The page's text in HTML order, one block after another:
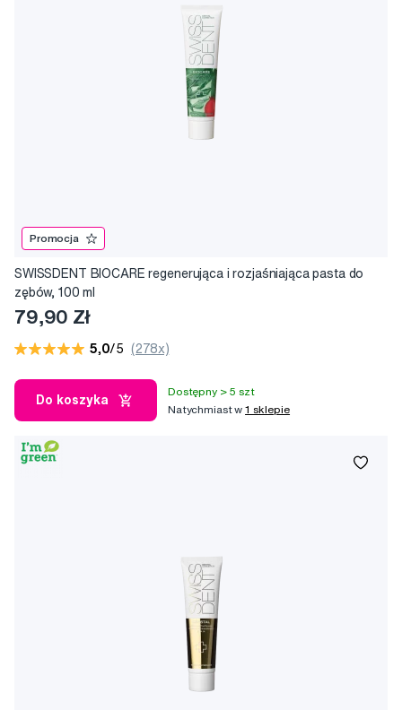
Promocja
SWISSDENT BIOCARE regenerująca i rozjaśniająca pasta do
zębów, 100 ml
79,90 Zł
5,0/5 (278x)
Do koszyka
Dostępny > 5 szt
Natychmiast w1 sklepie